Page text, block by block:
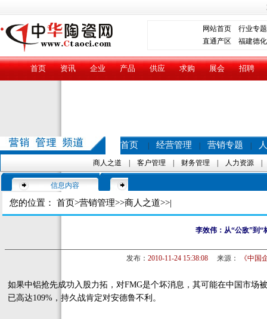
网站首页
行业专题
直通产区 福建德化
首页 资讯 企业 产品 供应 求购 展会 招聘
首页 经营管理 营销专题
商人之道 客户管理 财务管理 人力资源
信息内容
您的位置： 首页>营销管理>>商人之道>>|
李效伟：从“公敌”到“
发布： 2010-11-24 15:38:08 来源： 《中国
如果中铝抢先成功入股力拓，对FMG是个坏消息，其可能在中国市场
已高达109%，持久战肯定对安德鲁不利。